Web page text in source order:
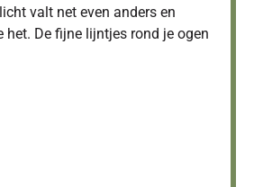
valt net even anders en
het. De fijne lijntjes rond je ogen